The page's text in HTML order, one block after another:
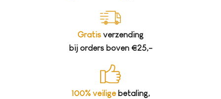
Gratis verzending
bij orders boven €25,-
100% veiligebetaling,